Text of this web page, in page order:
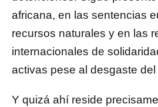
africana, en las sentencias
recursos naturales y en las
internacionales de
activas pese al desgaste del
Y quizá ahí reside